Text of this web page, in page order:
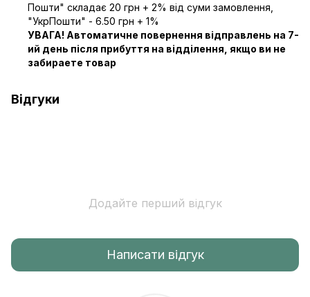
Пошти" складає 20 грн + 2% від суми замовлення,
"УкрПошти" - 6.50 грн + 1%
УВАГА! Автоматичне повернення відправлень на 7-
ий день після прибуття на відділення, якщо ви не
забираете товар
Відгуки
Додайте перший відгук
Написати відгук